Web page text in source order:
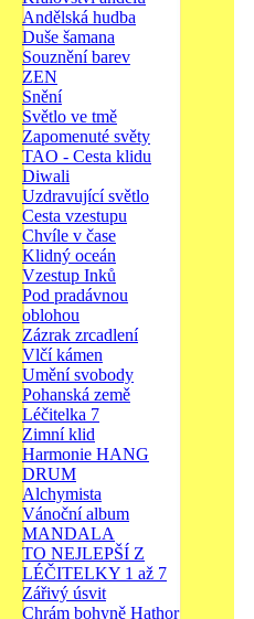
Andělská hudba
Duše šamana
Souznění barev
ZEN
Snění
Světlo ve tmě
Zapomenuté světy
TAO - Cesta klidu
Diwali
Uzdravující světlo
Cesta vzestupu
Chvíle v čase
Klidný oceán
Vzestup Inků
Pod pradávnou
oblohou
Zázrak zrcadlení
Vlčí kámen
Umění svobody
Pohanská země
Léčitelka 7
Zimní klid
Harmonie HANG
DRUM
Alchymista
Vánoční album
MANDALA
TO NEJLEPŠÍ Z
LÉČITELKY 1 až 7
Zářivý úsvit
Chrám bohyně Hathor